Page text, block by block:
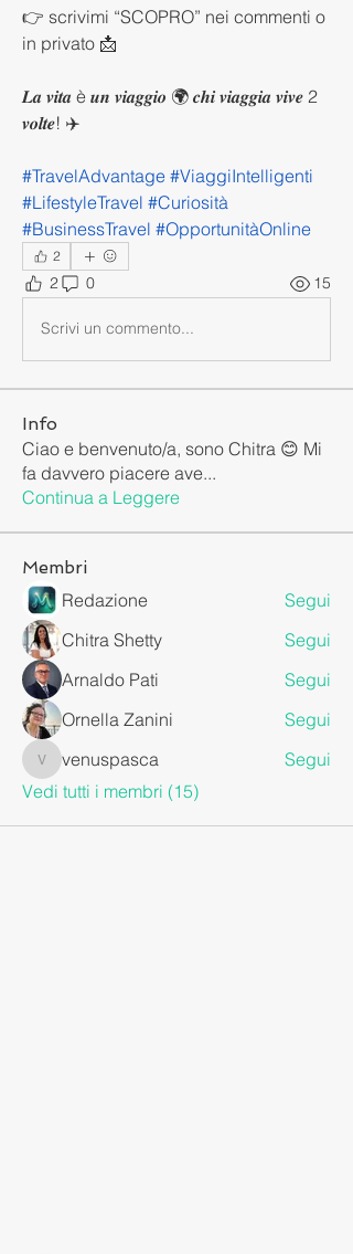
👉 scrivimi “SCOPRO” nei commenti o
in privato 📩
𝑳𝒂 𝒗𝒊𝒕𝒂 è 𝒖𝒏 𝒗𝒊𝒂𝒈𝒈𝒊𝒐 🌍 𝒄𝒉𝒊 𝒗𝒊𝒂𝒈𝒈𝒊𝒂 𝒗𝒊𝒗𝒆 2
𝒗𝒐𝒍𝒕𝒆! ✈️
#TravelAdvantage #ViaggiIntelligenti
#LifestyleTravel #Curiosità
#BusinessTravel #OpportunitàOnline
2
2 0 15
Scrivi un commento...
Info
Ciao e benvenuto/a, sono Chitra 😊 Mi
fa davvero piacere ave...
Continua a Leggere
Membri
Redazione
Segui
Chitra Shetty
Segui
Arnaldo Pati
Segui
Ornella Zanini
Segui
venuspasca
venuspasca
Segui
Vedi tutti i membri (15)